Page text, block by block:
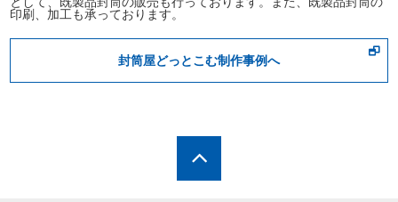
印刷、加工も承っております。
封筒屋どっとこむ制作事例へ